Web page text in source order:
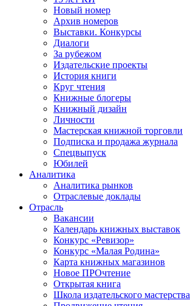
Новый номер
Архив номеров
Выставки. Конкурсы
Диалоги
За рубежом
Издательские проекты
История книги
Круг чтения
Книжные блогеры
Книжный дизайн
Личности
Мастерская книжной торговли
Подписка и продажа журнала
Спецвыпуск
Юбилей
Аналитика
Аналитика рынков
Отраслевые доклады
Отрасль
Вакансии
Календарь книжных выставок
Конкурс «Ревизор»
Конкурс «Малая Родина»
Карта книжных магазинов
Новое ПРОчтение
Открытая книга
Школа издательского мастерства